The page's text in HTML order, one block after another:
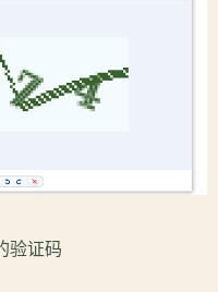
验证码